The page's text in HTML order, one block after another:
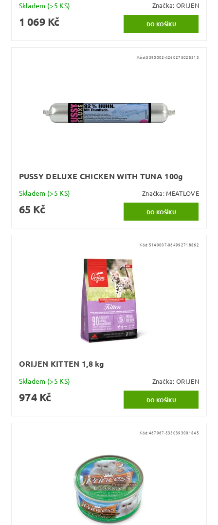
Skladem (>5 KS) Značka:ORIJEN
1 069 Kč
Kód:5390002-4260275025313
PUSSY DELUXE CHICKEN WITH TUNA 100g
Skladem (>5 KS) Značka: MEATLOVE
65 Kč
Kód:5140007-064992718862
ORIJEN KITTEN 1,8 kg
Skladem (>5 KS) Značka:ORIJEN
974 Kč
Kód:467067-5350393001845